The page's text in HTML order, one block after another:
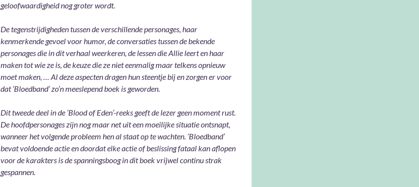
geloofwaardigheid nog groter wordt.
De tegenstrijdigheden tussen de verschillende personages, haar
kenmerkende gevoel voor humor, de conversaties tussen de bekende
personages die in dit verhaal weerkeren, de lessen die Allie leert en haar
maken tot wie ze is, de keuze die ze niet eenmalig maar telkens opnieuw
moet maken, … Al deze aspecten dragen hun steentje bij en zorgen er voor
dat ‘Bloedband’ zo’n meeslepend boek is geworden.
Dit tweede deel in de ‘Blood of Eden’-reeks geeft de lezer geen moment rust.
De hoofdpersonages zijn nog maar net uit een moeilijke situatie ontsnapt,
wanneer het volgende probleem hen al staat op te wachten. ‘Bloedband’
bevat voldoende actie en doordat elke actie of beslissing fataal kan aflopen
voor de karakters is de spanningsboog in dit boek vrijwel continu strak
gespannen.